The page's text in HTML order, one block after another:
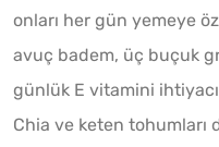
onları her gün yemeye
avuç badem, üç buçuk
günlük E vitamini
Chia ve keten tohumları